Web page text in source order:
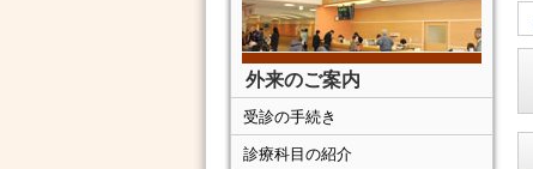
外来のご案内
受診の手続き
診療科目の紹介